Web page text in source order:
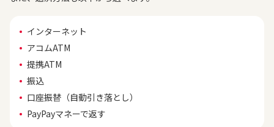
インターネット
アコムATM
提携ATM
振込
口座振替（自動引き落とし）
PayPayマネーで返す